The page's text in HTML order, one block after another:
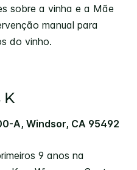
sobre a vinha e a Mãe
manual para
do vinho.
K
A, Windsor, CA 95492
9 anos na